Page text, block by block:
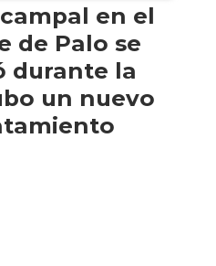
en el
de Palo se
durante la
un nuevo